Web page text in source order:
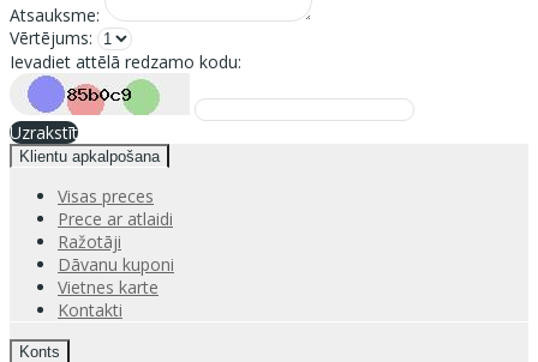
Atsauksme:
Vērtējums:
Ievadiet attēlā redzamo kodu:
Uzrakstīt
Klientu apkalpošana
Visas preces
Prece ar atlaidi
Ražotāji
Dāvanu kuponi
Vietnes karte
Kontakti
Konts